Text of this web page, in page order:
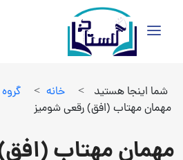
شما اینجا هستید > خانه >
مهمان مهتاب (افق) رقعی شومیز
مهمان مهتاب